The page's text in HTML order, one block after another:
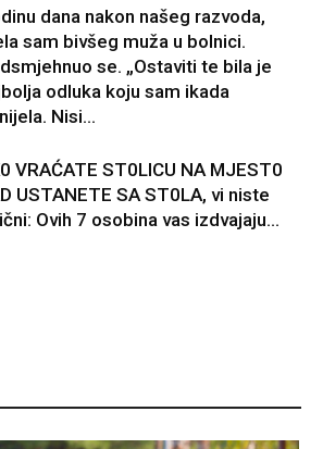
dana nakon našeg razvoda,
sam bivšeg muža u bolnici.
se. „Ostaviti te bila je
odluka koju sam ikada
Nisi...
VRAĆATE ST0LlCU NA MJEST0
USTANETE SA ST0LA, vi niste
Ovih 7 osobina vas izdvajaju…